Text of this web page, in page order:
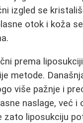
izgled se
otok i koža
prema
metode.
više pažnje i
naslage, već i
zato liposukciju